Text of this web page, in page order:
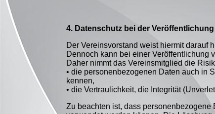
4. Datenschutz bei der
Der Vereinsvorstand weist hiermit darauf
Dennoch kann bei einer Veröffentlichung
Daher nimmt das Vereinsmitglied die
• die personenbezogenen Daten auch in
kennen,
• die Vertraulichkeit, die Integrität
Zu beachten ist, dass